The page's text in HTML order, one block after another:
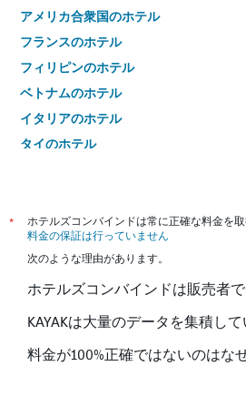
アメリカ合衆国のホテル
フランスのホテル
フィリピンのホテル
ベトナムのホテル
イタリアのホテル
タイのホテル
*
ホテルズコンバインドは常に正確な料金を
料金の保証は行っていません
次のような理由があります。
ホテルズコンバインドは販売者
KAYAKは大量のデータを集積し
料金が100%正確ではないのはな